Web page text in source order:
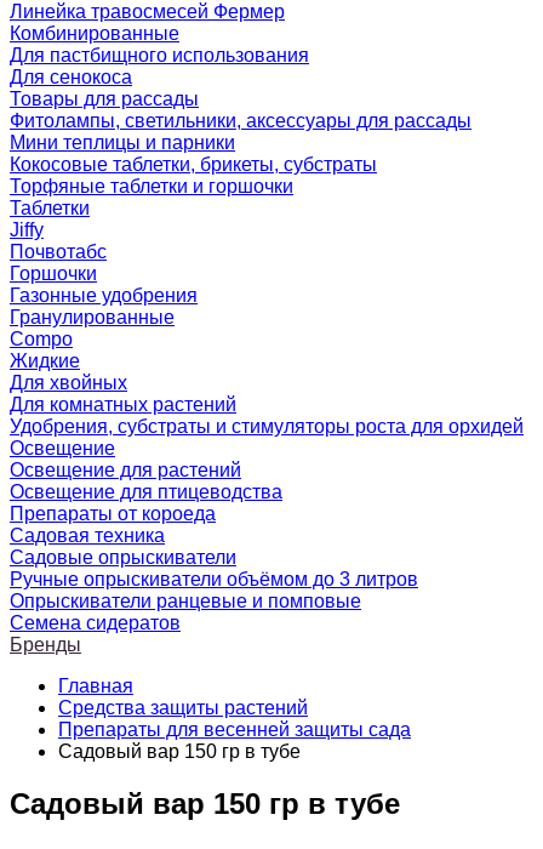
Линейка травосмесей Фермер
Комбинированные
Для пастбищного использования
Для сенокоса
Товары для рассады
Фитолампы, светильники, аксессуары для рассады
Мини теплицы и парники
Кокосовые таблетки, брикеты, субстраты
Торфяные таблетки и горшочки
Таблетки
Jiffy
Почвотабс
Горшочки
Газонные удобрения
Гранулированные
Compo
Жидкие
Для хвойных
Для комнатных растений
Удобрения, субстраты и стимуляторы роста для орхидей
Освещение
Освещение для растений
Освещение для птицеводства
Препараты от короеда
Садовая техника
Садовые опрыскиватели
Ручные опрыскиватели объёмом до 3 литров
Опрыскиватели ранцевые и помповые
Семена сидератов
Бренды
Главная
Средства защиты растений
Препараты для весенней защиты сада
Садовый вар 150 гр в тубе
Садовый вар 150 гр в тубе